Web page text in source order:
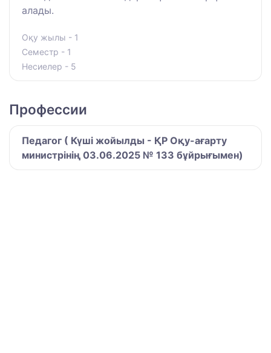
алады.
Оқу жылы - 1
Семестр - 1
Несиелер - 5
Профессии
Педагог ( Күші жойылды - ҚР Оқу-ағарту
министрінің 03.06.2025 № 133 бұйрығымен)